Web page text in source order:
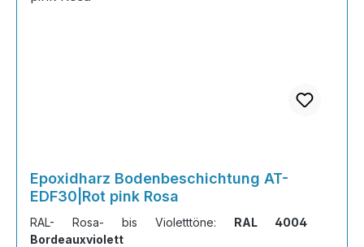
Epoxidharz Bodenbeschichtung AT-
EDF30|Rot pink Rosa
RAL- Rosa- bis Violetttöne: RAL 4004
Bordeauxviolett